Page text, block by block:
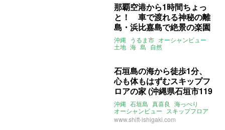
那覇空港から1時間ちょっ
と！ 車で渡れる神秘の離
島・浜比嘉島で絶景の楽園
をつくる夢（沖縄県うるま
市1783.95㎡の売買物件）
沖縄 うるま市 オーシャンビュー
土地 海 島 自然
売買
石垣島の海から徒歩1分、
心も体もはずむスキップフ
ロアの家 (沖縄県石垣市119
㎡の売買物件)
沖縄 石垣島 真喜良 海っぺり
オーシャンビュー スキップフロア
インダストリアル
ライター：葱山紫蘇子
www.shift-ishigaki.com